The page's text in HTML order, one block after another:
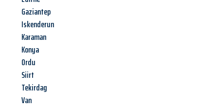
Gaziantep
Iskenderun
Karaman
Konya
Ordu
Siirt
Tekirdag
Van